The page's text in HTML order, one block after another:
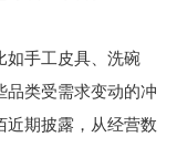
如手工皮具、洗碗
品类受需求变动的冲
近期披露，从经营数